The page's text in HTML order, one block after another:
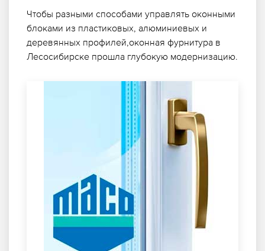
Чтобы разными способами управлять оконными
блоками из пластиковых, алюминиевых и
деревянных профилей,оконная фурнитура в
Лесосибирске прошла глубокую модернизацию.